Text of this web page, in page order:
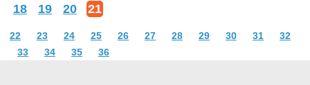
18
19 20 21
22 23 24 25 26 27 28 29 30 31
32
33
34 35 36